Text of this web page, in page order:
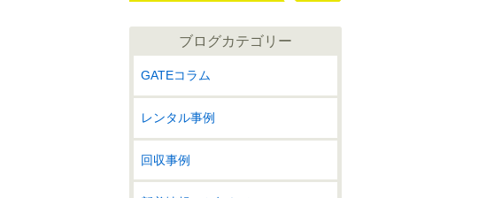
ブログカテゴリー
GATEコラム
レンタル事例
回収事例